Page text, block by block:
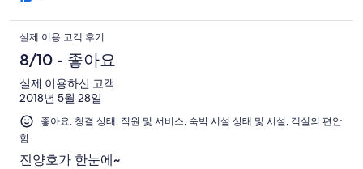
실제 이용 고객 후기
8/10 - 좋아요
실제 이용하신 고객
2018년 5월 28일
좋아요: 청결 상태, 직원 및 서비스, 숙박 시설 상태 및 시설, 객실의 편안
함
진양호가 한눈에~